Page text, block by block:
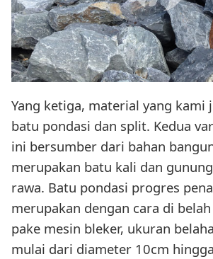
Yang ketiga, material yang kami
batu pondasi dan split. Kedua
ini bersumber dari bahan
merupakan batu kali dan
rawa. Batu pondasi progres
merupakan dengan cara di
pake mesin bleker, ukuran
mulai dari diameter 10cm